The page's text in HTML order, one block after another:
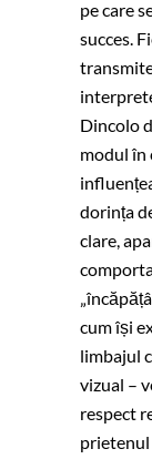
pe care
succes.
Dincolo
modul în
dorința
clare,
cum își
limbajul
vizual –
respect
prietenul